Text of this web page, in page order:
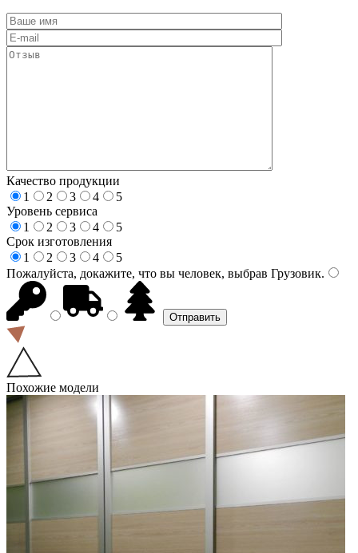
Качество продукции
1
2 3 4
5
Уровень сервиса
1
2 3 4
5
Срок изготовления
1
2 3 4
5
Пожалуйста, докажите, что вы человек, выбрав Грузовик.
Похожие модели